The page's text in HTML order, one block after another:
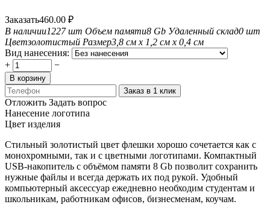
Заказать460.00 ₽
В наличии1227 шт Объем памяти8 Gb Удаленный склад0 шт
Цветзолотистый Размер3,8 см х 1,2 см х 0,4 см
Вид нанесения:
+
−
В корзину
Заказ в 1 клик
Отложить Задать вопрос
Нанесение логотипа
Цвет изделия
Стильный золотистый цвет флешки хорошо сочетается как с
монохромными, так и с цветными логотипами. Компактный
USB-накопитель с объёмом памяти 8 Gb позволит сохранить
нужные файлы и всегда держать их под рукой. Удобный
компьютерный аксессуар ежедневно необходим студентам и
школьникам, работникам офисов, бизнесменам, коучам.